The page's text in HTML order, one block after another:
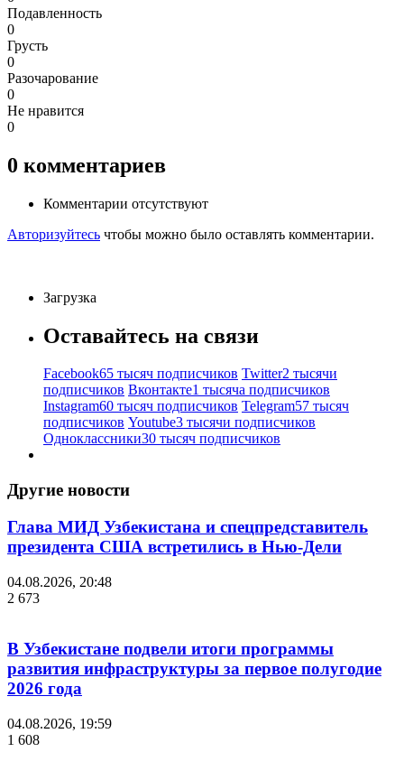
Подавленность
0
Грусть
0
Разочарование
0
Не нравится
0
0 комментариев
Комментарии отсутствуют
Авторизуйтесь чтобы можно было оставлять комментарии.
Загрузка
Оставайтесь на связи
Facebook65 тысяч подписчиков Twitter2 тысячи
подписчиков Вконтакте1 тысяча подписчиков
Instagram60 тысяч подписчиков Telegram57 тысяч
подписчиков Youtube3 тысячи подписчиков
Одноклассники30 тысяч подписчиков
Другие новости
Глава МИД Узбекистана и спецпредставитель
президента США встретились в Нью-Дели
04.08.2026, 20:48
2 673
В Узбекистане подвели итоги программы
развития инфраструктуры за первое полугодие
2026 года
04.08.2026, 19:59
1 608